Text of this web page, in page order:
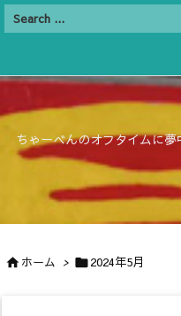
ちゃーべんのオフタイムに
ホーム > 2024年5月